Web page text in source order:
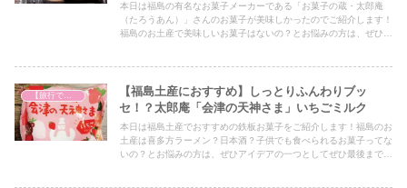
本日は福島の有名なお菓子メーカーである「お菓子の蔵・太郎庵
（たろうあん）」さんのお菓子が美味しかったのでご紹介します！
福島のお土産で美味しいお菓子はないの？とお悩みの方は、ぜひア
【旅行で心を癒そう】
【福島土産におすすめ】しっとりふんわりブッ
セ！？太郎庵「会津の天神さま」いちごミルク
本日は福島土産でおすすめの鉄板お菓子をご紹介します！福島のお
土産は喜多方ラーメン？日本酒？子供でも食べられるお菓子ってな
いの？とお悩みの方は、ぜひアイデアの一つとしてぜひ最後までご